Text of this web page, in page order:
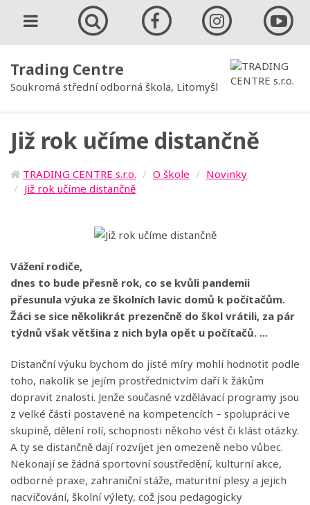
Trading Centre
Soukromá střední odborná škola, Litomyšl
Již rok učíme distančně
TRADING CENTRE s.r.o. O škole
Novinky
Již rok učíme distančně
Vážení rodiče,
dnes to bude přesně rok, co se kvůli pandemii
přesunula výuka ze školních lavic domů k počítačům.
Žáci se sice několikrát prezenčně do škol vrátili, za pár
týdnů však většina z nich byla opět u počítačů. ...
Distanční výuku bychom do jisté míry mohli hodnotit podle
toho, nakolik se jejím prostřednictvím daří k žákům
dopravit znalosti. Jenže současné vzdělávací programy jsou
z velké části postavené na kompetencích – spolupráci ve
skupině, dělení rolí, schopnosti někoho vést či klást otázky.
A ty se distančně dají rozvíjet jen omezeně nebo vůbec.
Nekonají se žádná sportovní soustředění, kulturní akce,
odborné praxe, zahraniční stáže, maturitní plesy a jejich
nacvičování, školní výlety, což jsou pedagogicky